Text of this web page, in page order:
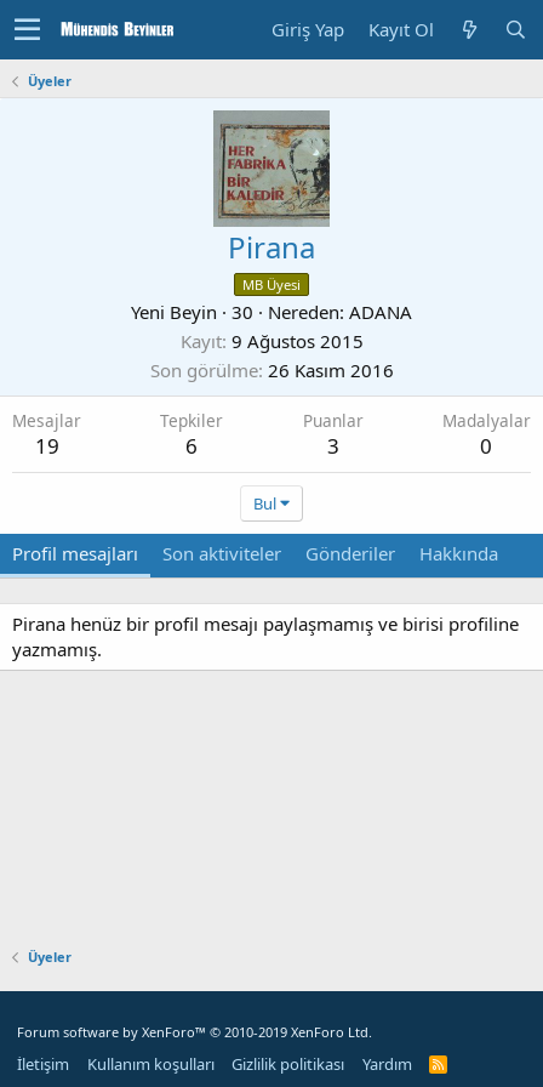
Giriş Yap Kayıt Ol
Üyeler
Pirana
MB Üyesi
Yeni Beyin · 30 · Nereden: ADANA
Kayıt 9 Ağustos 2015
Son görülme 26 Kasım 2016
Mesajlar
19
Tepkiler
6
Puanlar
3
Madalyalar
0
Bul
Profil mesajları Son aktiviteler Gönderiler Hakkında
Pirana henüz bir profil mesajı paylaşmamış ve birisi profiline
yazmamış.
Üyeler
Forum software by XenForo™ © 2010-2019 XenForo Ltd.
İletişim Kullanım koşulları Gizlilik politikası Yardım
R